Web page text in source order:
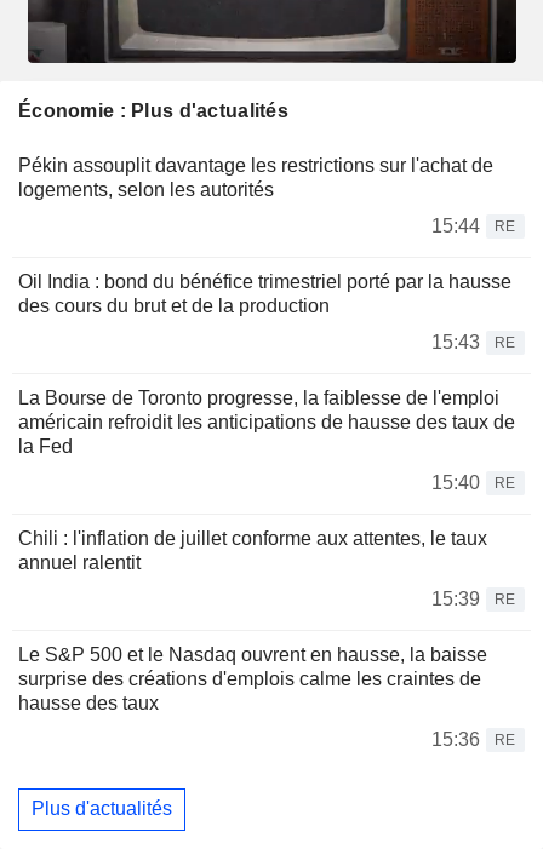
Économie : Plus d'actualités
Pékin assouplit davantage les restrictions sur l'achat de
logements, selon les autorités
15:44
RE
Oil India : bond du bénéfice trimestriel porté par la hausse
des cours du brut et de la production
15:43
RE
La Bourse de Toronto progresse, la faiblesse de l'emploi
américain refroidit les anticipations de hausse des taux de
la Fed
15:40
RE
Chili : l'inflation de juillet conforme aux attentes, le taux
annuel ralentit
15:39
RE
Le S&P 500 et le Nasdaq ouvrent en hausse, la baisse
surprise des créations d'emplois calme les craintes de
hausse des taux
15:36
RE
Plus d'actualités